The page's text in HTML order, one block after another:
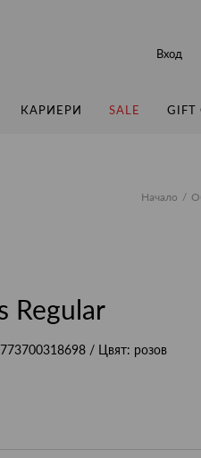
КАРИЕРИ SALE GIFT
Вход
Начало
Regular
/ Цвят: розов